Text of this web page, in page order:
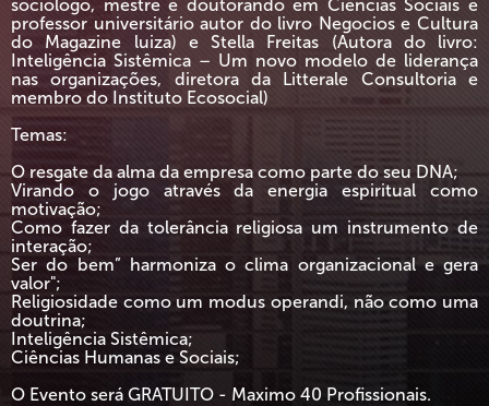
sociólogo, mestre e doutorando em Ciências Sociais e
professor universitário autor do livro Negocios e Cultura
do Magazine luiza) e Stella Freitas (Autora do livro:
Inteligência Sistêmica – Um novo modelo de liderança
nas organizações, diretora da Litterale Consultoria e
membro do Instituto Ecosocial)
Temas:
O resgate da alma da empresa como parte do seu DNA;
Virando o jogo através da energia espiritual como
motivação;
Como fazer da tolerância religiosa um instrumento de
interação;
Ser do bem” harmoniza o clima organizacional e gera
valor";
Religiosidade como um modus operandi, não como uma
doutrina;
Inteligência Sistêmica;
Ciências Humanas e Sociais;
O Evento será GRATUITO - Maximo 40 Profissionais.